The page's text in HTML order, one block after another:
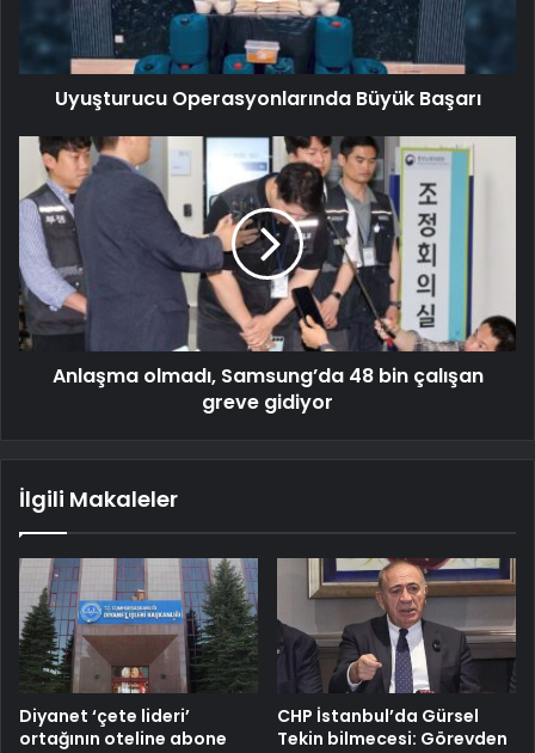
Uyuşturucu Operasyonlarında Büyük Başarı
Anlaşma olmadı, Samsung’da 48 bin çalışan
greve gidiyor
İlgili Makaleler
Diyanet ‘çete lideri’
ortağının oteline abone
CHP İstanbul’da Gürsel
Tekin bilmecesi: Görevden